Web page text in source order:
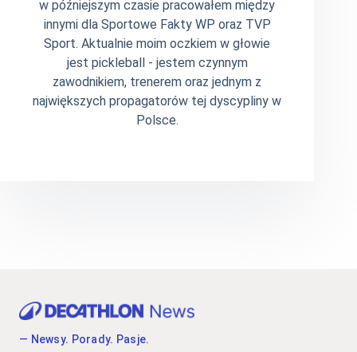
w późniejszym czasie pracowałem między
innymi dla Sportowe Fakty WP oraz TVP
Sport. Aktualnie moim oczkiem w głowie
jest pickleball - jestem czynnym
zawodnikiem, trenerem oraz jednym z
największych propagatorów tej dyscypliny w
Polsce.
— Newsy. Porady. Pasje.